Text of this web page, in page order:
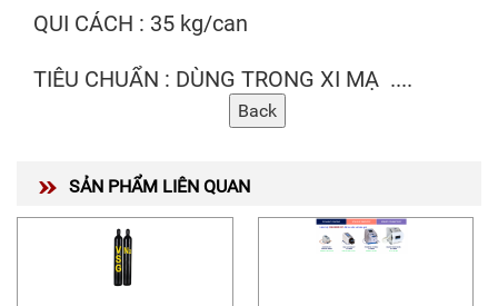
QUI CÁCH : 35 kg/can
TIÊU CHUẨN : DÙNG TRONG XI MẠ ....
SẢN PHẨM LIÊN QUAN